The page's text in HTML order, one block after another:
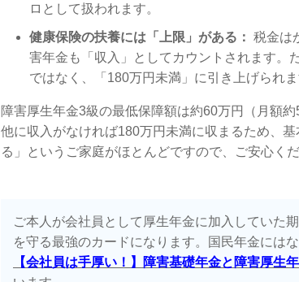
ロとして扱われます。
健康保険の扶養には「上限」がある： 税金は
害年金も「収入」としてカウントされます。
ではなく、「180万円未満」に引き上げられま
障害厚生年金3級の最低保障額は約60万円（月額約
他に収入がなければ180万円未満に収まるため、
る」というご家庭がほとんどですので、ご安心くだ
ご本人が会社員として厚生年金に加入していた
を守る最強のカードになります。国民年金には
【会社員は手厚い！】障害基礎年金と障害厚生